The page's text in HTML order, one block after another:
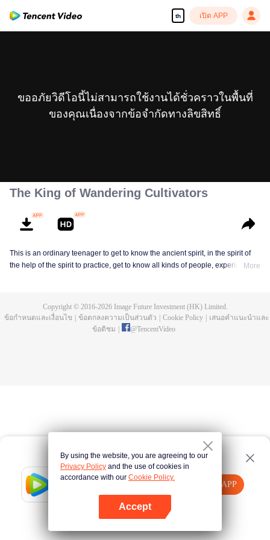
th เปิด APP
Tencent Video
เปิด APP
คลิกที่นี่ ลองใหม่อีกครั้ง
ขออภัยวิดีโอนี้ไม่สามารถใช้งานได้ชั่วคราวในพื้นที่
ของคุณเนื่องจากข้อจำกัดทางลิขสิทธิ์
The King of Wandering Cultivators
This is an ordinary teenager to get to know the ancient spirit, in the spirit of
the help of the spirit to practice, get to know all kinds of people, experienceMore
Copyright © 2016-2026Image Future Investment (HK) Limited.
ข้อกำหนดและเงื่อนไข
ข้อตกลงความเป็นส่วนตัว Cookie Policy
เสนอคำแนะนำและ
ข้อติชม
@TencentVideo
By using the website, you are agreeing to our
Privacy Policy and the use of cookies in
accordance with our Cookie Policy.
Accept